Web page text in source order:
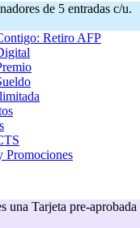
de 5 entradas c/u.
Retiro AFP
Promociones
una Tarjeta pre-aprobada